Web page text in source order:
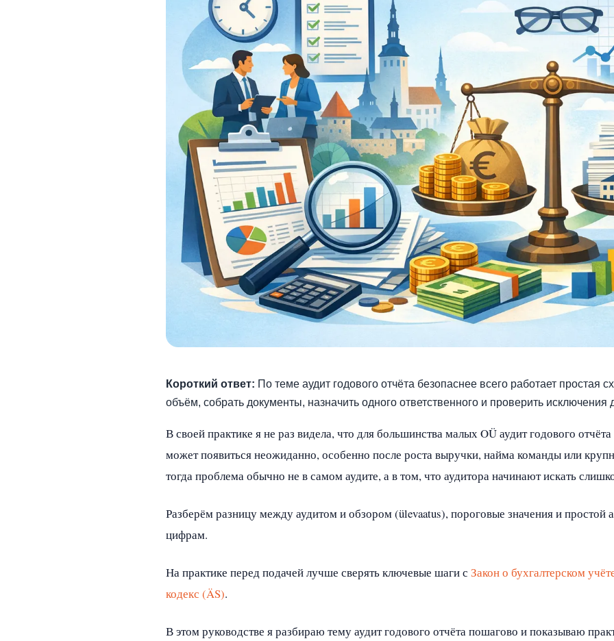
Короткий ответ: По теме аудит годового отчёта безопаснее всего работает простая
объём, собрать документы, назначить одного ответственного и проверить исключения
В своей практике я не раз видела, что для большинства малых OÜ аудит годового
может появиться неожиданно, особенно после роста выручки, найма команды или
тогда проблема обычно не в самом аудите, а в том, что аудитора начинают искать
Разберём разницу между аудитом и обзором (ülevaatus), пороговые значения и простой
цифрам.
На практике перед подачей лучше сверять ключевые шаги с Закон о бухгалтерском
кодекс (ÄS).
В этом руководстве я разбираю тему аудит годового отчёта пошагово и показываю